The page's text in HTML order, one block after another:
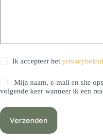
Ik accepteer hetprivacybeleid
Mijn naam, e-mail en site
volgende keer wanneer ik een
Verzenden